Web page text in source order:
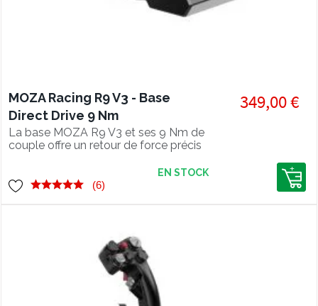
MOZA Racing R9 V3 - Base
Direct Drive 9 Nm
La base MOZA R9 V3 et ses 9 Nm de
couple offre un retour de force précis
encodeur 21 bits ultra détaillé.
349,00 €
(6)
EN STOCK